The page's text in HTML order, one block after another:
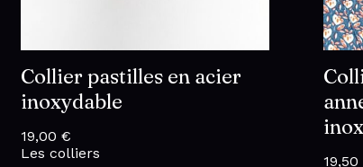
Collier pastilles en acier
inoxydable
19,00 €
Les colliers
19,50